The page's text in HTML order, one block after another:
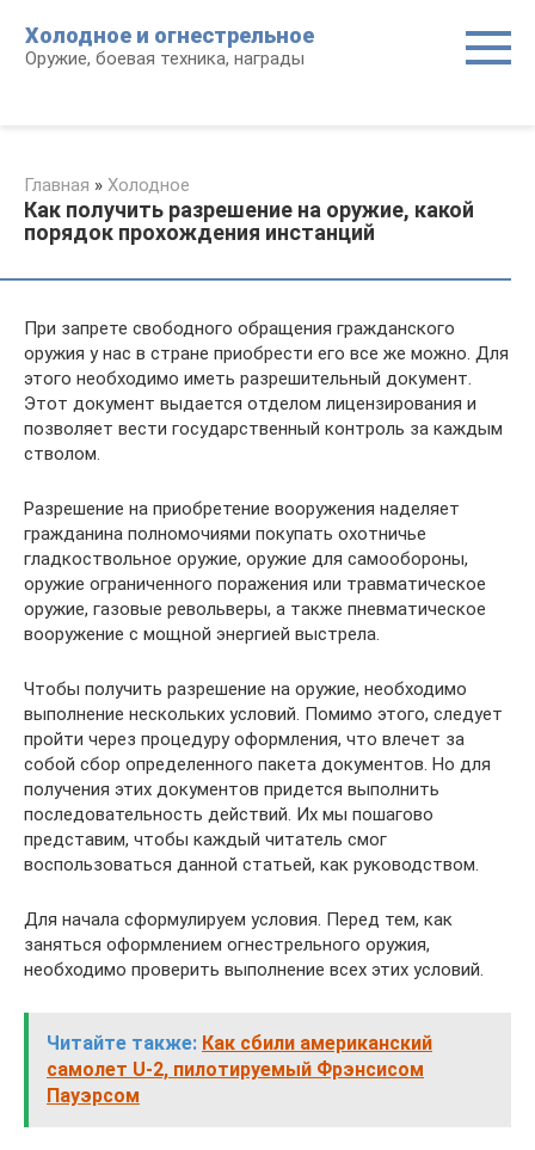
контенту
Холодное и огнестрельное
Оружие, боевая техника, награды
Главная » Холодное
Как получить разрешение на оружие, какой
порядок прохождения инстанций
При запрете свободного обращения гражданского
оружия у нас в стране приобрести его все же можно. Для
этого необходимо иметь разрешительный документ.
Этот документ выдается отделом лицензирования и
позволяет вести государственный контроль за каждым
стволом.
Разрешение на приобретение вооружения наделяет
гражданина полномочиями покупать охотничье
гладкоствольное оружие, оружие для самообороны,
оружие ограниченного поражения или травматическое
оружие, газовые револьверы, а также пневматическое
вооружение с мощной энергией выстрела.
Чтобы получить разрешение на оружие, необходимо
выполнение нескольких условий. Помимо этого, следует
пройти через процедуру оформления, что влечет за
собой сбор определенного пакета документов. Но для
получения этих документов придется выполнить
последовательность действий. Их мы пошагово
представим, чтобы каждый читатель смог
воспользоваться данной статьей, как руководством.
Для начала сформулируем условия. Перед тем, как
заняться оформлением огнестрельного оружия,
необходимо проверить выполнение всех этих условий.
Читайте также: Как сбили американский
самолет U-2, пилотируемый Фрэнсисом
Пауэрсом